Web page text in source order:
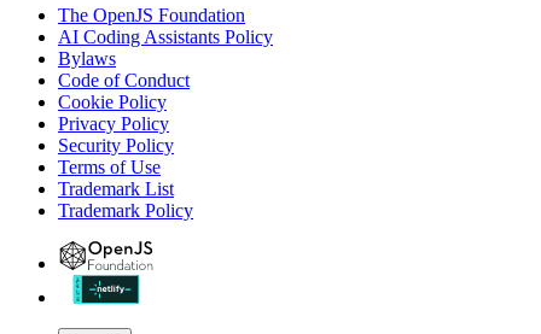
The OpenJS Foundation
AI Coding Assistants Policy
Bylaws
Code of Conduct
Cookie Policy
Privacy Policy
Security Policy
Terms of Use
Trademark List
Trademark Policy